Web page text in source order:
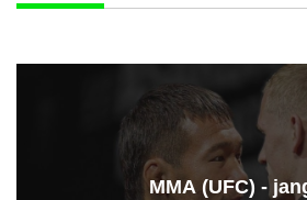
ММА (UFC) -